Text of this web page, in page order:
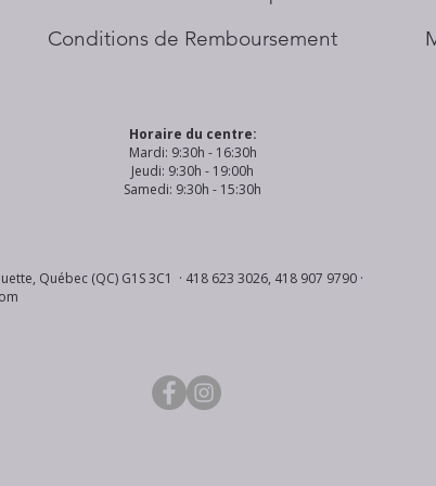
Conditions de Remboursement
Horaire du centre:
Mardi: 9:30h - 16:30h
Jeudi: 9:30h - 19:00h
Samedi: 9:30h - 15:30h
Québec (QC) G1S 3C1 · 418 623 3026, 418 907 9790 ·